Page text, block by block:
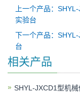
上一个产品：
实验台
下一个产品：
台
相关产品
SHYL-JXCD1型机